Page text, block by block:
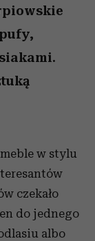
w stylu
czekało
do jednego
albo